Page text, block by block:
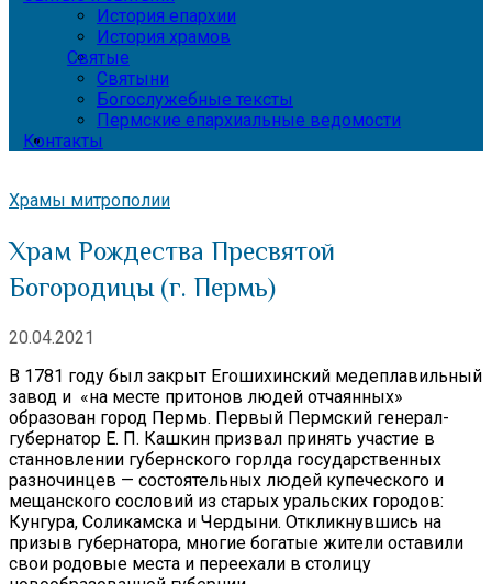
История епархии
История храмов
Святые
Святыни
Богослужебные тексты
Пермские епархиальные ведомости
Контакты
Храмы митрополии
Храм Рождества Пресвятой
Богородицы (г. Пермь)
20.04.2021
В 1781 году был закрыт Егошихинский медеплавильный
завод и «на месте притонов людей отчаянных»
образован город Пермь. Первый Пермский генерал-
губернатор Е. П. Кашкин призвал принять участие в
станновлении губернского горлда государственных
разночинцев — состоятельных людей купеческого и
мещанского сословий из старых уральских городов:
Кунгура, Соликамска и Чердыни. Откликнувшись на
призыв губернатора, многие богатые жители оставили
свои родовые места и переехали в столицу